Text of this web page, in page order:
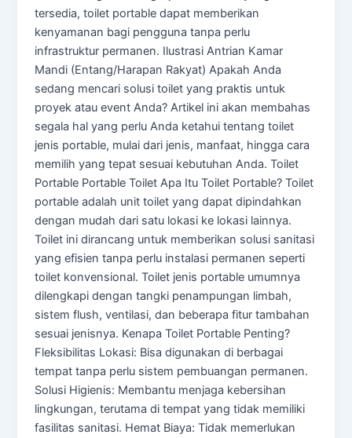
tersedia, toilet portable dapat memberikan
kenyamanan bagi pengguna tanpa perlu
infrastruktur permanen. Ilustrasi Antrian Kamar
Mandi (Entang/Harapan Rakyat) Apakah Anda
sedang mencari solusi toilet yang praktis untuk
proyek atau event Anda? Artikel ini akan membahas
segala hal yang perlu Anda ketahui tentang toilet
jenis portable, mulai dari jenis, manfaat, hingga cara
memilih yang tepat sesuai kebutuhan Anda. Toilet
Portable Portable Toilet Apa Itu Toilet Portable? Toilet
portable adalah unit toilet yang dapat dipindahkan
dengan mudah dari satu lokasi ke lokasi lainnya.
Toilet ini dirancang untuk memberikan solusi sanitasi
yang efisien tanpa perlu instalasi permanen seperti
toilet konvensional. Toilet jenis portable umumnya
dilengkapi dengan tangki penampungan limbah,
sistem flush, ventilasi, dan beberapa fitur tambahan
sesuai jenisnya. Kenapa Toilet Portable Penting?
Fleksibilitas Lokasi: Bisa digunakan di berbagai
tempat tanpa perlu sistem pembuangan permanen.
Solusi Higienis: Membantu menjaga kebersihan
lingkungan, terutama di tempat yang tidak memiliki
fasilitas sanitasi. Hemat Biaya: Tidak memerlukan